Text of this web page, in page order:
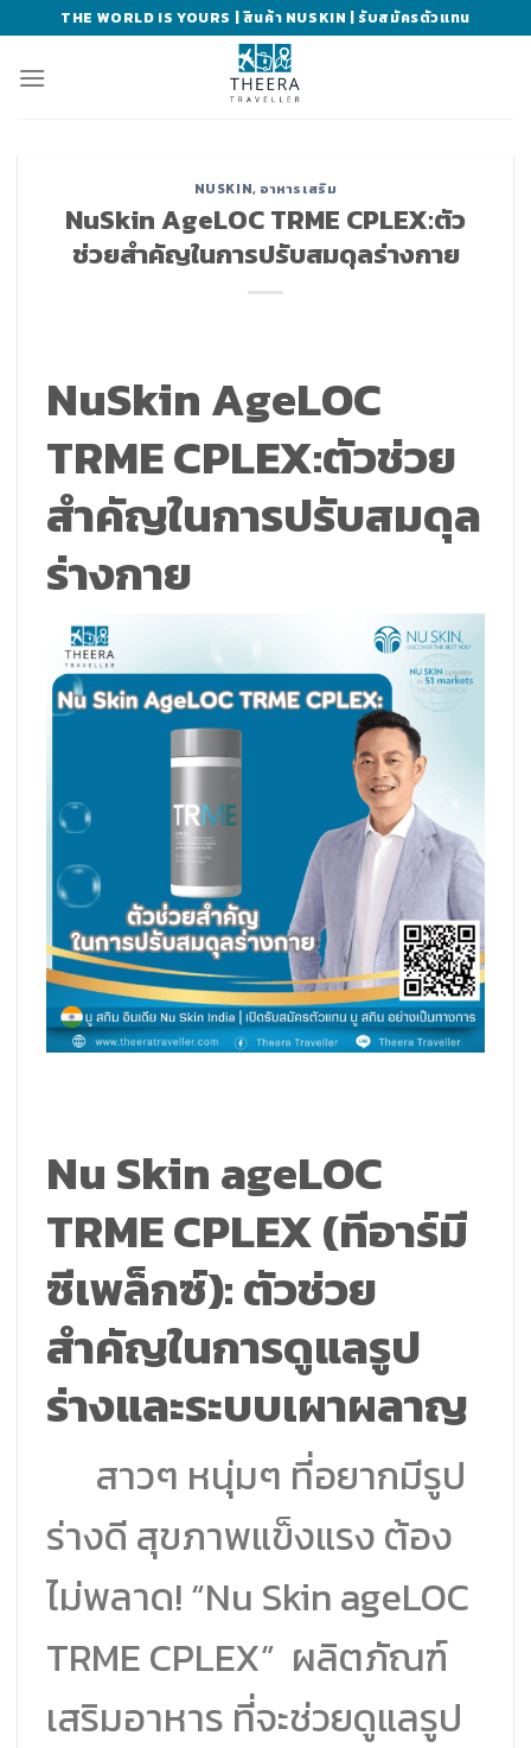
to
content
THE WORLD IS YOURS | สินค้า NUSKIN | รับสมัครตัวแทน
NUSKIN, อาหารเสริม
NuSkin AgeLOC TRME CPLEX:ตัว
ช่วยสำคัญในการปรับสมดุลร่างกาย
NuSkin AgeLOC
TRME CPLEX:ตัวช่วย
สำคัญในการปรับสมดุล
ร่างกาย
Nu Skin ageLOC
TRME CPLEX (ทีอาร์มี
ซีเพล็กซ์): ตัวช่วย
สำคัญในการดูแลรูป
ร่างและระบบเผาผลาญ
สาวๆ หนุ่มๆ ที่อยากมีรูป
ร่างดี สุขภาพแข็งแรง ต้อง
ไม่พลาด! “Nu Skin ageLOC
TRME CPLEX” ผลิตภัณฑ์
เสริมอาหาร ที่จะช่วยดูแลรูป